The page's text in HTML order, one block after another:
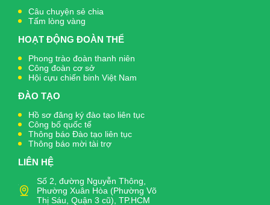
Câu chuyện sẻ chia
Tấm lòng vàng
HOẠT ĐỘNG ĐOÀN THỂ
Phong trào đoàn thanh niên
Công đoàn cơ sở
Hội cựu chiến binh Việt Nam
ĐÀO TẠO
Hồ sơ đăng ký đào tạo liên tục
Công bố quốc tế
Thông báo Đào tạo liên tục
Thông báo mời tài trợ
LIÊN HỆ
Số 2, đường Nguyễn Thông,
Phường Xuân Hòa (Phường Võ
Thị Sáu, Quận 3 cũ), TP.HCM